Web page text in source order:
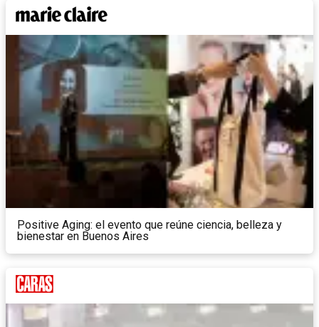
Positive Aging: el evento que reúne ciencia, belleza y
bienestar en Buenos Aires